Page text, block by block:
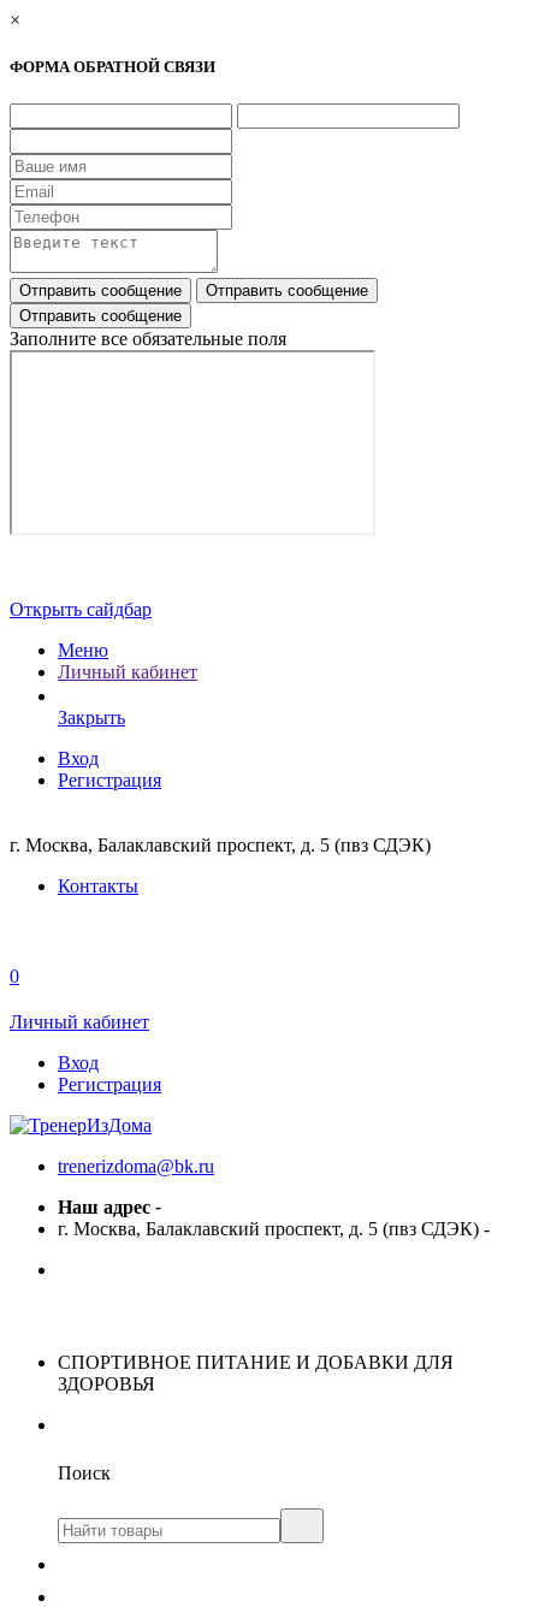
×
ФОРМА ОБРАТНОЙ СВЯЗИ
Заполните все обязательные поля
Открыть сайдбар
Меню
Личный кабинет
Закрыть
Вход
Регистрация
г. Москва, Балаклавский проспект, д. 5 (пвз СДЭК)
Контакты
0
Личный кабинет
Вход
Регистрация
trenerizdoma@bk.ru
Наш адрес -
г. Москва, Балаклавский проспект, д. 5 (пвз СДЭК) -
СПОРТИВНОЕ ПИТАНИЕ И ДОБАВКИ ДЛЯ
ЗДОРОВЬЯ
Поиск